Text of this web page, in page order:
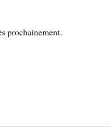
prochainement.